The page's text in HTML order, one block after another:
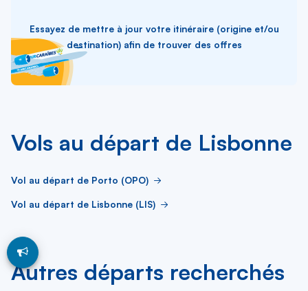
Essayez de mettre à jour votre itinéraire (origine et/ou
destination) afin de trouver des offres
Vols au départ de Lisbonne
Vol au départ de Porto (OPO)
Vol au départ de Lisbonne (LIS)
Autres départs recherchés